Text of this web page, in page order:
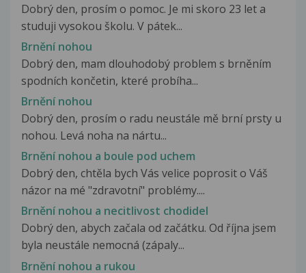
Dobrý den, prosím o pomoc. Je mi skoro 23 let a
studuji vysokou školu. V pátek...
Brnění nohou
Dobrý den, mam dlouhodobý problem s brněním
spodních končetin, které probíha...
Brnění nohou
Dobrý den, prosím o radu neustále mě brní prsty u
nohou. Levá noha na nártu...
Brnění nohou a boule pod uchem
Dobrý den, chtěla bych Vás velice poprosit o Váš
názor na mé "zdravotní" problémy....
Brnění nohou a necitlivost chodidel
Dobrý den, abych začala od začátku. Od října jsem
byla neustále nemocná (zápaly...
Brnění nohou a rukou